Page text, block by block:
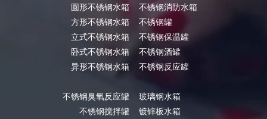
圆形不锈钢水箱
方形不锈钢水箱
立式不锈钢水箱
卧式不锈钢水箱
异形不锈钢水箱
不锈钢臭氧反应罐
不锈钢搅拌罐
不锈钢消防水箱
不锈钢罐
不锈钢保温罐
不锈钢酒罐
不锈钢反应罐
玻璃钢水箱
镀锌板水箱